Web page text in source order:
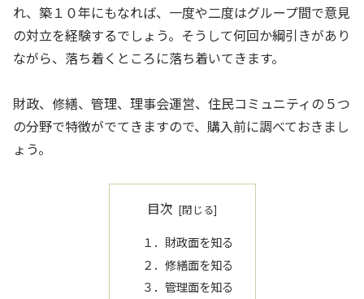
れ、築１０年にもなれば、一度や二度はグループ間で意見
の対立を経験するでしょう。そうして何回か綱引きがあり
ながら、落ち着くところに落ち着いてきます。
財政、修繕、管理、理事会運営、住民コミュニティの５つ
の分野で特徴がでてきますので、購入前に調べておきまし
ょう。
目次
１．財政面を知る
２．修繕面を知る
３．管理面を知る